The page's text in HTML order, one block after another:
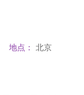
地点： 北京